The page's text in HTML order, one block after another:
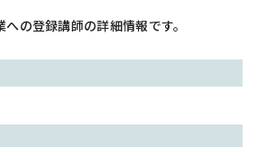
の登録講師の詳細情報です。